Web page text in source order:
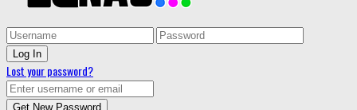
Lost your password?